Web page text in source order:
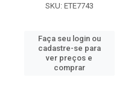
SKU: ETE7743
Faça seu login ou
cadastre-se para
ver preços e
comprar